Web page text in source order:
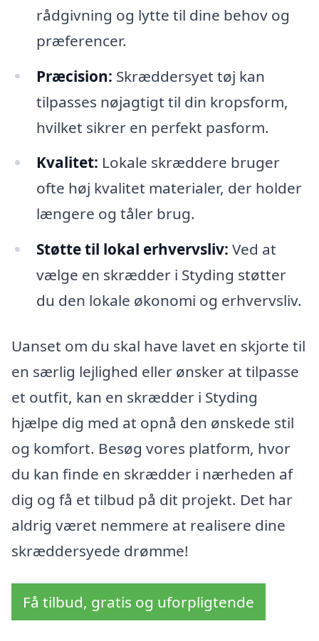
rådgivning og lytte til dine behov og
præferencer.
Præcision: Skræddersyet tøj kan
tilpasses nøjagtigt til din kropsform,
hvilket sikrer en perfekt pasform.
Kvalitet: Lokale skræddere bruger
ofte høj kvalitet materialer, der holder
længere og tåler brug.
Støtte til lokal erhvervsliv: Ved at
vælge en skrædder i Styding støtter
du den lokale økonomi og erhvervsliv.
Uanset om du skal have lavet en skjorte til
en særlig lejlighed eller ønsker at tilpasse
et outfit, kan en skrædder i Styding
hjælpe dig med at opnå den ønskede stil
og komfort. Besøg vores platform, hvor
du kan finde en skrædder i nærheden af
dig og få et tilbud på dit projekt. Det har
aldrig været nemmere at realisere dine
skræddersyede drømme!
Få tilbud, gratis og uforpligtende